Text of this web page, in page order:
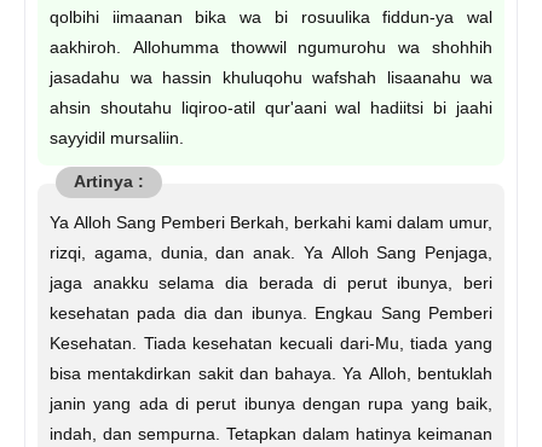
qolbihi iimaanan bika wa bi rosuulika fiddun-ya wal
aakhiroh. Allohumma thowwil ngumurohu wa shohhih
jasadahu wa hassin khuluqohu wafshah lisaanahu wa
ahsin shoutahu liqiroo-atil qur'aani wal hadiitsi bi jaahi
sayyidil mursaliin.
Ya Alloh Sang Pemberi Berkah, berkahi kami dalam umur,
rizqi, agama, dunia, dan anak. Ya Alloh Sang Penjaga,
jaga anakku selama dia berada di perut ibunya, beri
kesehatan pada dia dan ibunya. Engkau Sang Pemberi
Kesehatan. Tiada kesehatan kecuali dari-Mu, tiada yang
bisa mentakdirkan sakit dan bahaya. Ya Alloh, bentuklah
janin yang ada di perut ibunya dengan rupa yang baik,
indah, dan sempurna. Tetapkan dalam hatinya keimanan